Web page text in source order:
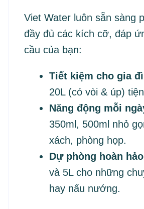
Viet Water luôn sẵn sàng
đầy đủ các kích cỡ, đáp
cầu của bạn:
Tiết kiệm cho gia
20L (có vòi & úp)
Năng động mỗi
350ml, 500ml nhỏ
xách, phòng họp.
Dự phòng hoàn
và 5L cho những
hay nấu nướng.